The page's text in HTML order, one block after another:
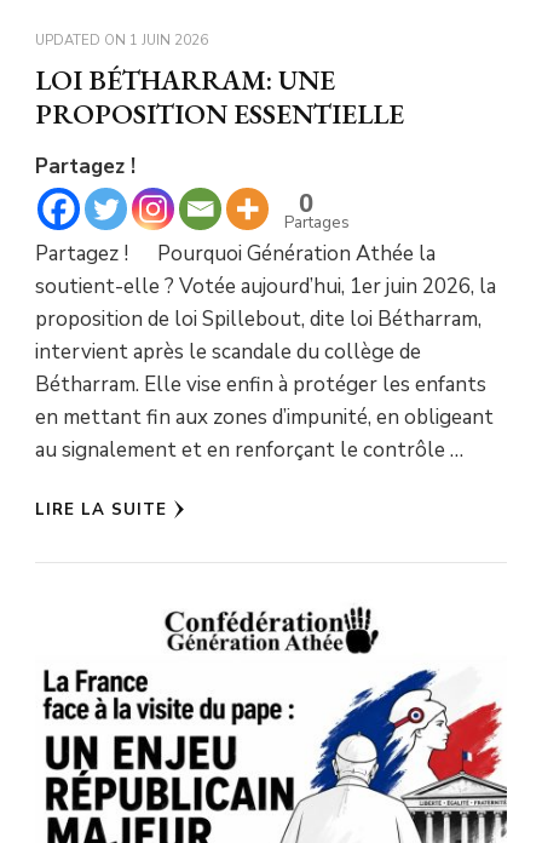
UPDATED ON 1 JUIN 2026
LOI BÉTHARRAM: UNE
PROPOSITION ESSENTIELLE
Partagez !
0
Partages
Partagez ! Pourquoi Génération Athée la
soutient-elle ? Votée aujourd’hui, 1er juin 2026, la
proposition de loi Spillebout, dite loi Bétharram,
intervient après le scandale du collège de
Bétharram. Elle vise enfin à protéger les enfants
en mettant fin aux zones d’impunité, en obligeant
au signalement et en renforçant le contrôle …
LIRE LA SUITE